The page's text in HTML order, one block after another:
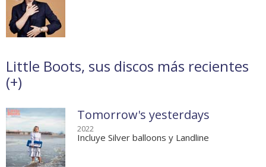
Little Boots, sus discos más recientes
(+)
Tomorrow's yesterdays
2022
Incluye Silver balloons y Landline